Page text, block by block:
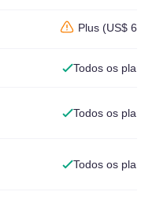
Plus (US$
Todos os planos
Todos os planos
Todos os planos